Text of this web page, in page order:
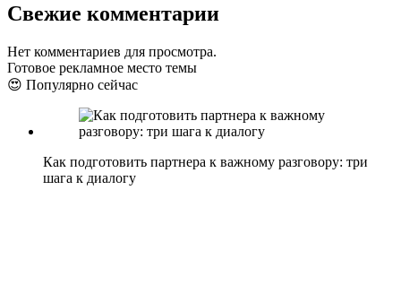
Свежие комментарии
Нет комментариев для просмотра.
Готовое рекламное место темы
😍 Популярно сейчас
Как подготовить партнера к важному разговору: три
шага к диалогу